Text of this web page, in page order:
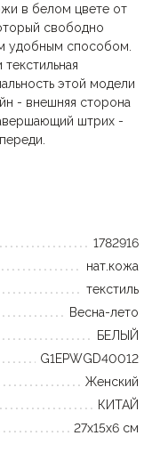
в белом цвете от
свободно
удобным способом.
этой модели
- внешняя сторона
штрих -
1782916
нат.кожа
текстиль
Весна-лето
БЕЛЫЙ
G1EPWGD40012
Женский
КИТАЙ
27x15x6 см